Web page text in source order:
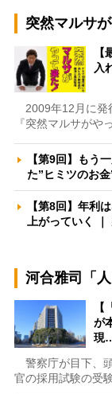
突然マルサ
入
2009年12月に発
『突然マルサがや
【第9回】もう
た”ヒミツのお
【第8回】年利
上がっていく
河合雅司「
が
現
警察庁が目下、
官の採用試験の受